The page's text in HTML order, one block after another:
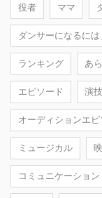
役者 ママ
ダンサーになるには
ランキング あ
エピソード 演
オーディションエピ
ミュージカル
コミュニケーション